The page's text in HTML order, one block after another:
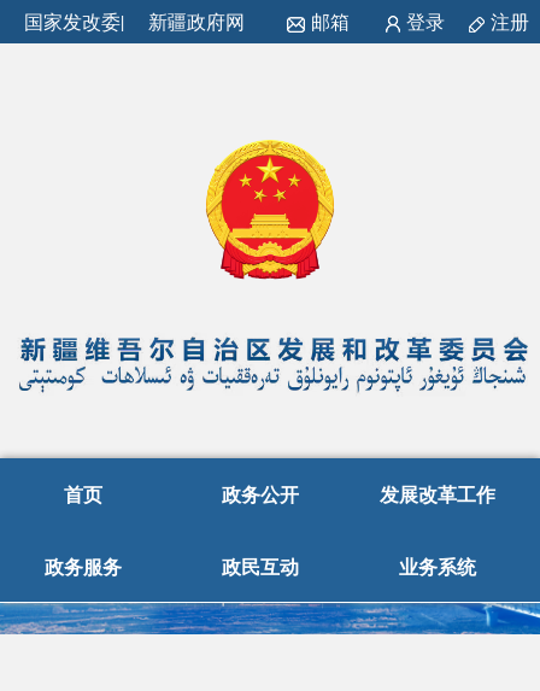
国家发改委| 新疆政府网 邮箱 登录 注册
首页 政务公开 发展改革工作
政务服务 政民互动 业务系统